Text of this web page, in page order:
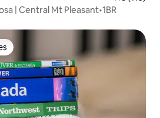
| Central Mt Pleasant•1BR